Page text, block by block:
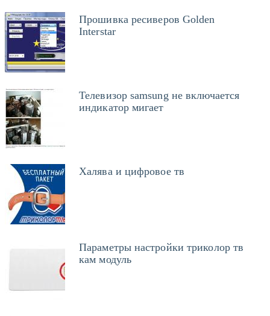
Прошивка ресиверов Golden
Interstar
Телевизор samsung не включается
индикатор мигает
Халява и цифровое тв
Параметры настройки триколор тв
кам модуль